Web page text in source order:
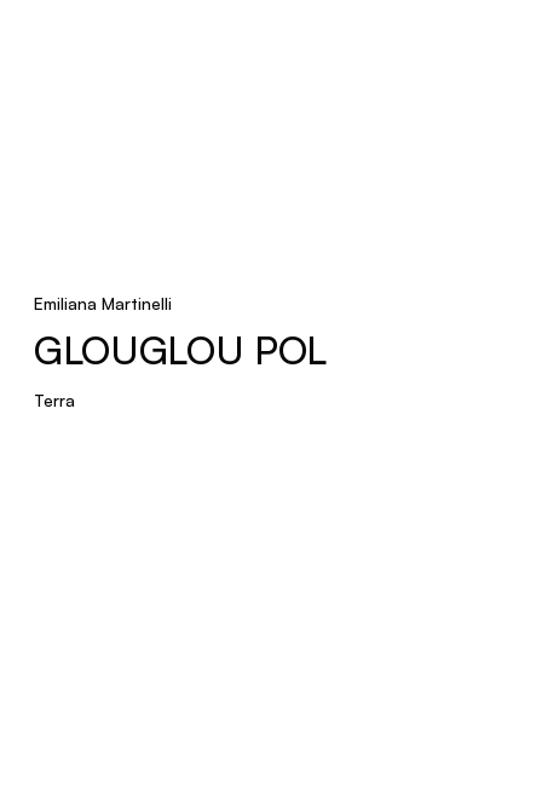
Emiliana Martinelli
GLOUGLOU POL
Terra